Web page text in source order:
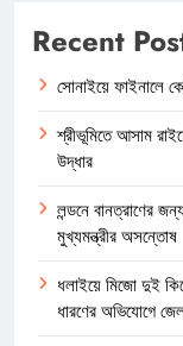
Recent
সোনাইয়ে ফাইনালে
শ্রীভূমিতে আসাম
উদ্ধার
লন্ডনে বানত্রাণের
মুখ্যমন্ত্রীর অসন্তোষ
ধলাইয়ে মিজো দুই
ধারণের অভিযোগে